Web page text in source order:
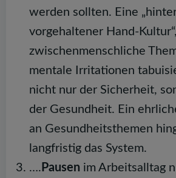
werden sollten. Eine
vorgehaltener Hand-
zwischenmenschliche
mentale Irritationen
nicht nur der Sicherheit,
der Gesundheit. Ein
an Gesundheitsthemen
langfristig das System.
…. Pausen im Arbeitsalltag